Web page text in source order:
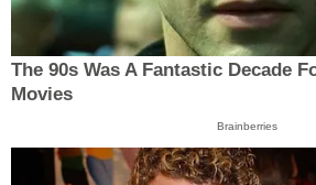
The 90s Was A Fantastic Decade
Movies
Brainberries